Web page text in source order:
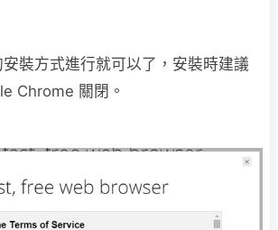
裝方式進行就可以了，安裝時建議
Chrome 關閉。